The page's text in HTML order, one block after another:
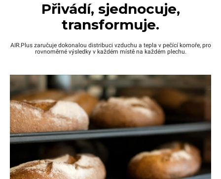
Přivádí, sjednocuje,
transformuje.
AIR.Plus zaručuje dokonalou distribuci vzduchu a tepla v pečící komoře, pro
rovnoměrné výsledky v každém místě na každém plechu.